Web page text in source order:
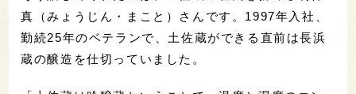
真（みょうじん・まこと）さんです。1997年入社、
勤続25年のベテランで、土佐蔵ができる直前は長浜
蔵の醸造を仕切っていました。